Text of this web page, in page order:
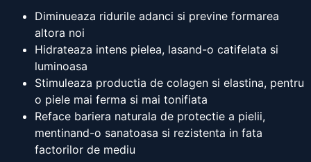
Diminueaza ridurile adanci si previne formarea
altora noi
Hidrateaza intens pielea, lasand-o catifelata si
luminoasa
Stimuleaza productia de colagen si elastina, pentru
o piele mai ferma si mai tonifiata
Reface bariera naturala de protectie a pielii,
mentinand-o sanatoasa si rezistenta in fata
factorilor de mediu